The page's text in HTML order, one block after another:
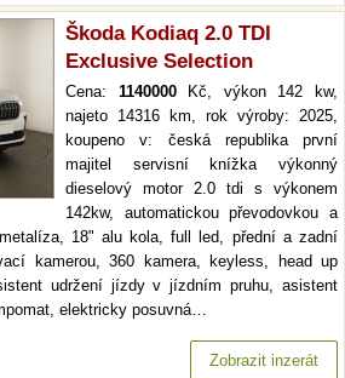
Škoda Kodiaq 2.0 TDI
Exclusive Selection
Cena: 1140000Kč, výkon 142 kw,
najeto 14316 km, rok výroby: 2025,
koupeno v: česká republika první
majitel servisní knížka výkonný
dieselový motor 2.0 tdi s výkonem
142kw, automatickou převodovkou a
18" alu kola, full led, přední a zadní
kamerou, 360 kamera, keyless, head up
udržení jízdy v jízdním pruhu, asistent
elektricky posuvná…
Zobrazit inzerát